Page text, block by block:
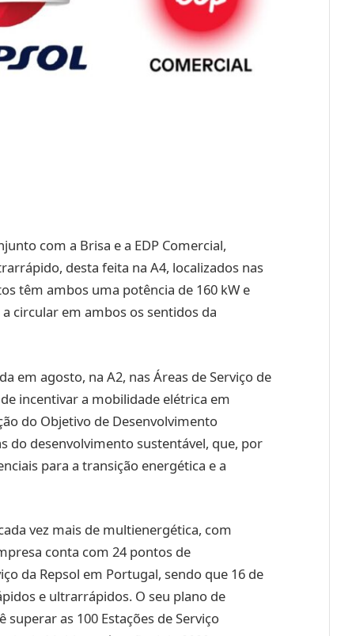
com a Brisa e a EDP Comercial,
desta feita na A4, localizados nas
têm ambos uma potência de 160 kW e
circular em ambos os sentidos da
em agosto, na A2, nas Áreas de Serviço de
incentivar a mobilidade elétrica em
do Objetivo de Desenvolvimento
do desenvolvimento sustentável, que, por
para a transição energética e a
vez mais de multienergética, com
conta com 24 pontos de
da Repsol em Portugal, sendo que 16 de
e ultrarrápidos. O seu plano de
as 100 Estações de Serviço